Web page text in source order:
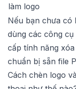
làm logo
Nếu bạn chưa có
dùng các công
cấp tính năng
chuẩn bị sẵn file
Cách chèn logo